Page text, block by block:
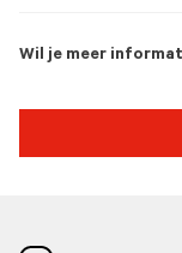
Wil je meer